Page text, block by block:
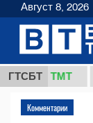
ГТСБТ
ТМТ
Комментарии
Август 8, 2026